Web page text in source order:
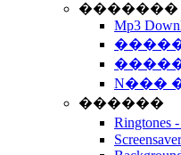
�������
Mp3
N���
������